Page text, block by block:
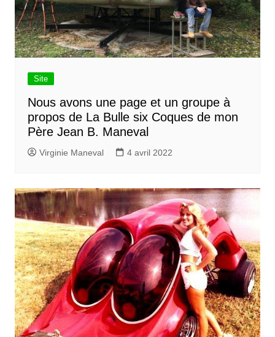
Site
Nous avons une page et un groupe à
propos de La Bulle six Coques de mon
Père Jean B. Maneval
Virginie Maneval 4 avril 2022